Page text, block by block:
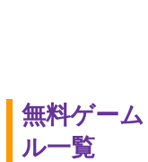
無料ゲー
ル一覧